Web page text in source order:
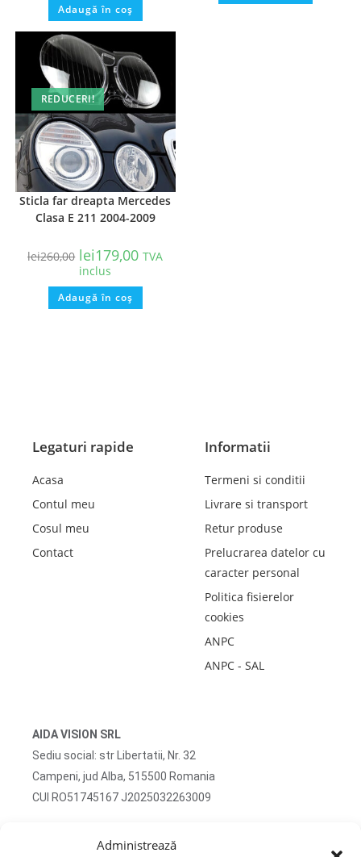
Administrează
Adaugă în coș
REDUCERI!
Sticla far dreapta Mercedes
Clasa E 211 2004-2009
lei260,00 lei179,00 TVA
inclus
Adaugă în coș
Legaturi rapide
Acasa
Contul meu
Cosul meu
Contact
Informatii
Termeni si conditii
Livrare si transport
Retur produse
Prelucrarea datelor cu
caracter personal
Politica fisierelor
cookies
ANPC
ANPC - SAL
AIDA VISION SRL
Sediu social: str Libertatii, Nr. 32
Campeni, jud Alba, 515500 Romania
CUI RO51745167 J2025032263009